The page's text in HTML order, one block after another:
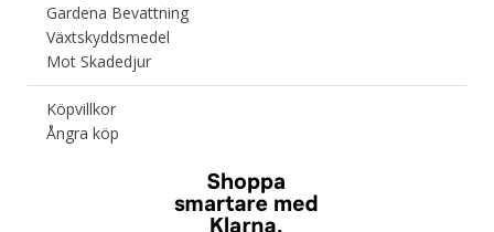
Gardena Bevattning
Växtskyddsmedel
Mot Skadedjur
Köpvillkor
Ångra köp